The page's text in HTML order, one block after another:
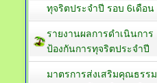
ทุจริตประจำปี รอบ 6เดือน
รายงานผลการดำเนินการ
ป้องกันการทุจริตประจำปี
มาตรการส่งเสริมคุณธรรม